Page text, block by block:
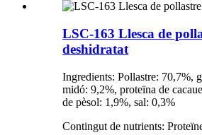
LSC-163 Llesca de
deshidratat
Ingredients: Pollastre: 70,7%,
midó: 9,2%, proteïna de
de pèsol: 1,9%, sal: 0,3%
Contingut de nutrients: